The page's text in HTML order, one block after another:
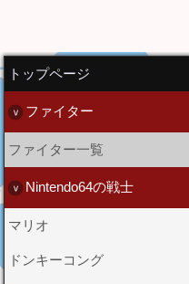
トップページ
ファイター
ファイター一覧
Nintendo64の戦士
マリオ
ドンキーコング